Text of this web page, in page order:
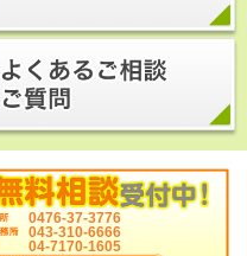
0476-37-3776
043-310-6666
04-7170-1605